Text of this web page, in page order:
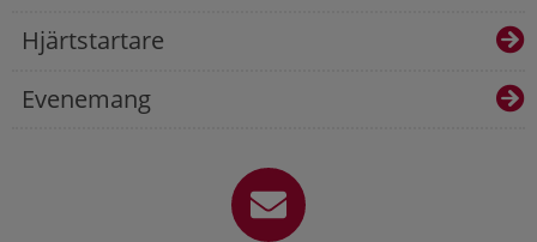
Hjärtstartare
Evenemang